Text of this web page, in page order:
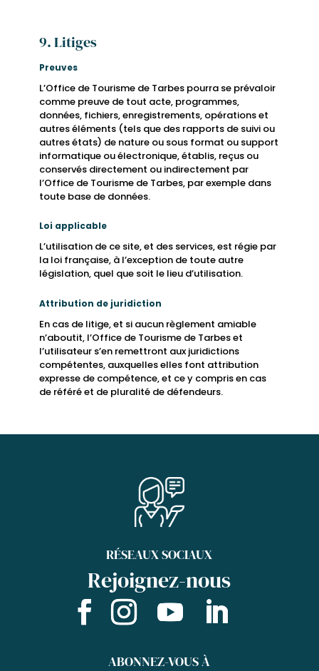
9. Litiges
Preuves
L’Office de Tourisme de Tarbes pourra se prévaloir
comme preuve de tout acte, programmes,
données, fichiers, enregistrements, opérations et
autres éléments (tels que des rapports de suivi ou
autres états) de nature ou sous format ou support
informatique ou électronique, établis, reçus ou
conservés directement ou indirectement par
l’Office de Tourisme de Tarbes, par exemple dans
toute base de données.
Loi applicable
L’utilisation de ce site, et des services, est régie par
la loi française, à l’exception de toute autre
législation, quel que soit le lieu d’utilisation.
Attribution de juridiction
En cas de litige, et si aucun règlement amiable
n’aboutit, l’Office de Tourisme de Tarbes et
l’utilisateur s’en remettront aux juridictions
compétentes, auxquelles elles font attribution
expresse de compétence, et ce y compris en cas
de référé et de pluralité de défendeurs.
RÉSEAUX SOCIAUX
Rejoignez-nous
ABONNEZ-VOUS À